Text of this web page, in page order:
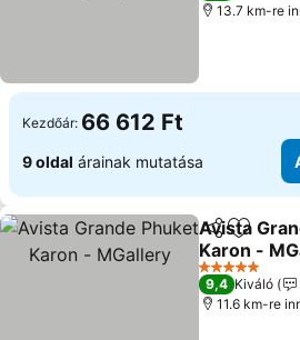
13.7 km-re
Kezdőár: 66 612 Ft
9 oldal árainak mutatása
Megosztás
Avista
Karon -
Árak
5 Kategória
9,4 Kiváló
11.6 km-re